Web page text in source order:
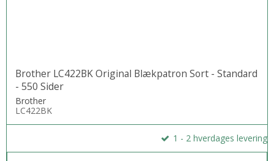
Brother LC422BK Original Blækpatron Sort - Standard
- 550 Sider
Brother
LC422BK
1 - 2 hverdages levering